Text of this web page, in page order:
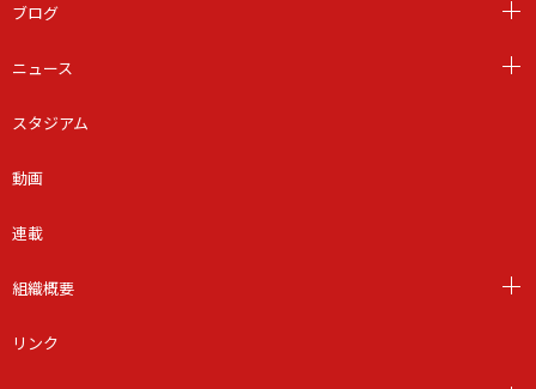
ブログ
ニュース
スタジアム
動画
連載
組織概要
リンク